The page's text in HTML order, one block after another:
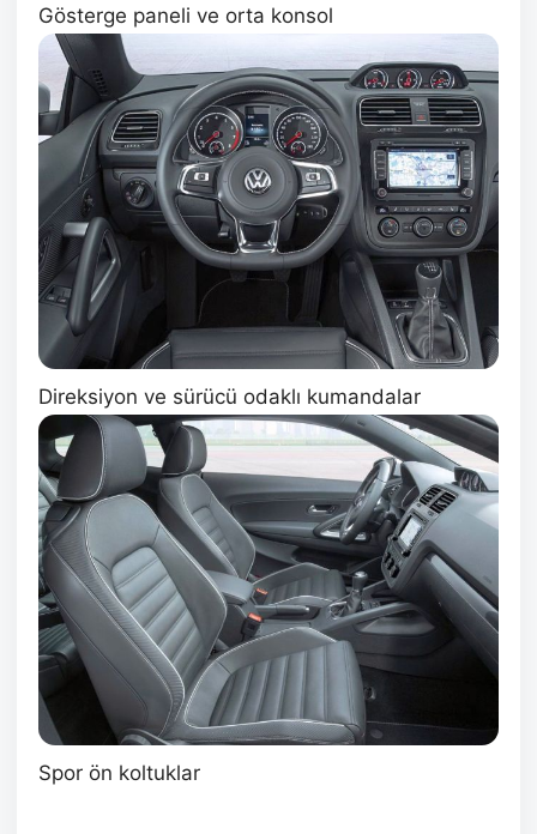
Gösterge paneli ve orta konsol
Direksiyon ve sürücü odaklı kumandalar
Spor ön koltuklar